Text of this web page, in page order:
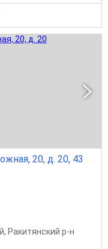
20, д. 20, 43
, Ракитянский р-н